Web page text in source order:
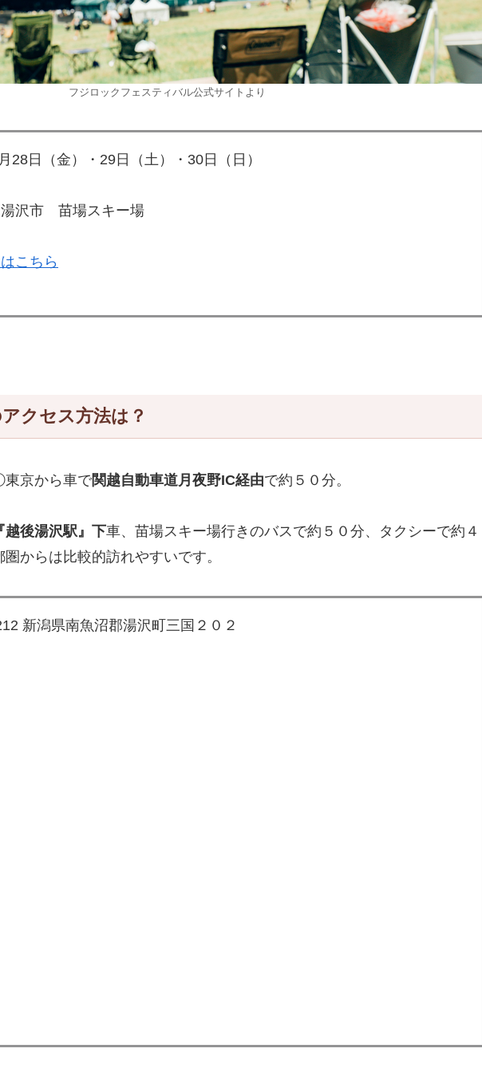
フジロックフェスティバル公式サイトより
28日（金）・29日（土）・30日（日）
沢市 苗場スキー場
こちら
クセス方法は？
東京から車で関越自動車道月夜野IC経由で約５０分。
越後湯沢駅』下車、苗場スキー場行きのバスで約５０分、タクシーで約４
からは比較的訪れやすいです。
新潟県南魚沼郡湯沢町三国２０２